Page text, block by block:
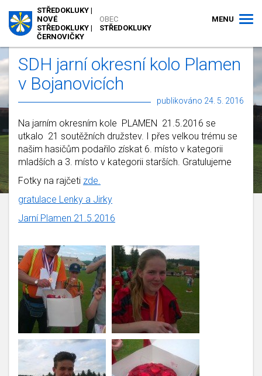
OBEC
STŘEDOKLUKY
STŘEDOKLUKY |
NOVÉ
STŘEDOKLUKY |
ČERNOVIČKY
MENU
SDH jarní okresní kolo Plamen
v Bojanovicích
publikováno 24. 5. 2016
Na jarním okresním kole PLAMEN 21.5.2016 se
utkalo 21 soutěžních družstev. I přes velkou trému se
našim hasičům podařilo získat 6. místo v kategorii
mladších a 3. místo v kategorii starších. Gratulujeme
Fotky na rajčeti zde.
gratulace Lenky a Jirky
Jarní Plamen 21.5.2016